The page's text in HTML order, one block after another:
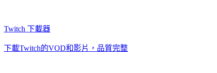
Twitch 下載器
下載Twitch的VOD和影片，品質完整